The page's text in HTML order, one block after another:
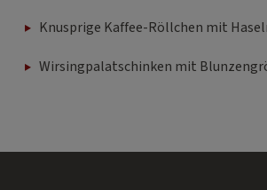
Knusprige Kaffee-Röllchen mit
Wirsingpalatschinken mit